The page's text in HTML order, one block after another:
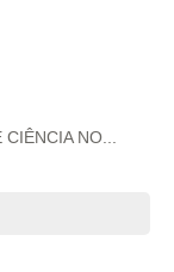
NO...